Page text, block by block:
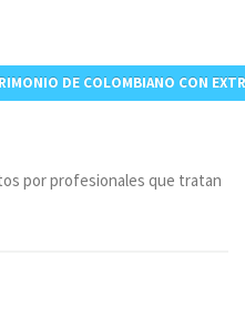
DE COLOMBIANO CON
por profesionales que tratan